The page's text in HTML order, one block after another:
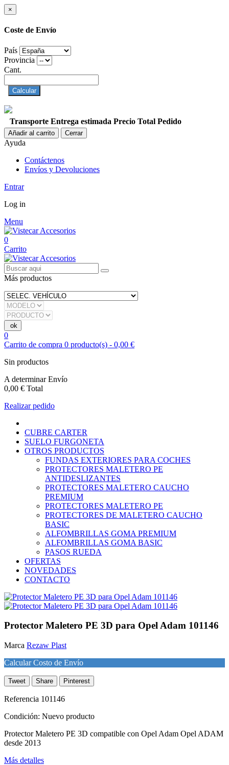
×
Coste de Envío
País
Provincia
Cant.
Calcular
Transporte Entrega estimada Precio Total Pedido
Añadir al carrito Cerrar
Ayuda
Contáctenos
Envíos y Devoluciones
Entrar
Log in
Menu
0
Carrito
Más productos
0
Carrito de compra 0 producto(s) - 0,00 €
Sin productos
A determinarEnvío
0,00 € Total
Realizar pedido
CUBRE CARTER
SUELO FURGONETA
OTROS PRODUCTOS
FUNDAS EXTERIORES PARA COCHES
PROTECTORES MALETERO PE
ANTIDESLIZANTES
PROTECTORES MALETERO CAUCHO
PREMIUM
PROTECTORES MALETERO PE
PROTECTORES DE MALETERO CAUCHO
BASIC
ALFOMBRILLAS GOMA PREMIUM
ALFOMBRILLAS GOMA BASIC
PASOS RUEDA
OFERTAS
NOVEDADES
CONTACTO
Protector Maletero PE 3D para Opel Adam 101146
Marca Rezaw Plast
Calcular Costo de Envío
Tweet Share Pinterest
Referencia 101146
Condición: Nuevo producto
Protector Maletero PE 3D compatible con Opel Adam Opel ADAM
desde 2013
Más detalles